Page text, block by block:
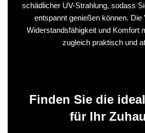
schädlicher UV-Strahlung, sodass
entspannt genießen können. Die
Widerstandsfähigkeit und Komfort
zugleich praktisch und
Finden Sie die
für Ihr